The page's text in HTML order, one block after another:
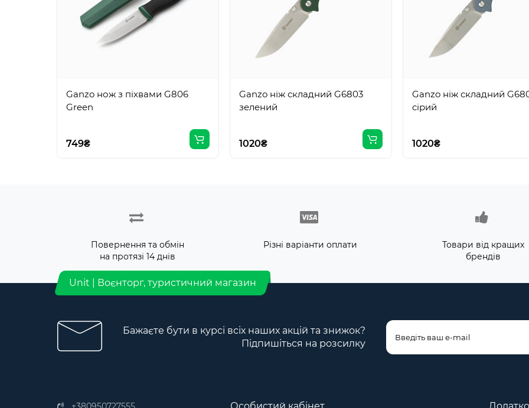
Ganzo нож з піхвами G806
Green
749₴
Ganzo ніж складний G6803
зелений
1020₴
Ganzo ніж складний
ciрий
1020₴
Повернення та обмін
на протязі 14 днів
Різні варіанти оплати
Товари від кращих
брендів
Unit | Воєнторг, туристичний магазин
Бажаєте бути в курсі всіх наших акцій та знижок?
Підпишіться на розсилку